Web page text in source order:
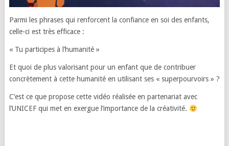
Parmi les phrases qui renforcent la confiance en soi des enfants,
celle-ci est très efficace :
« Tu participes à l’humanité »
Et quoi de plus valorisant pour un enfant que de contribuer
concrètement à cette humanité en utilisant ses « superpourvoirs » ?
C’est ce que propose cette vidéo réalisée en partenariat avec
l’UNICEF qui met en exergue l’importance de la créativité.